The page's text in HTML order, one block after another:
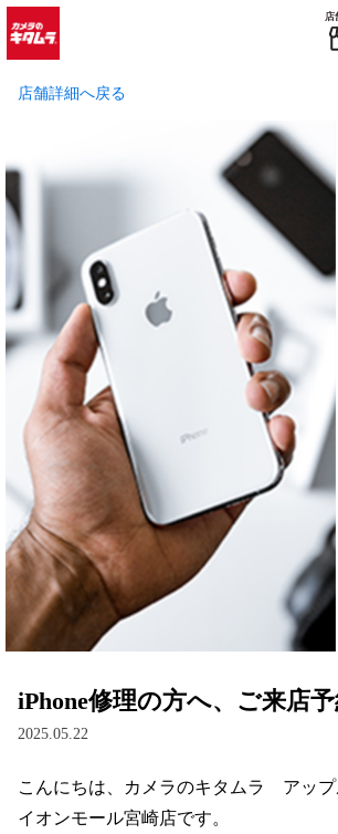
店
店舗詳細へ戻る
iPhone修理の方へ、ご来店
2025.05.22
こんにちは、カメラのキタムラ　アッ
イオンモール宮崎店です。